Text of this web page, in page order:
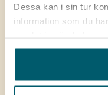
Dessa kan i sin tur
information som du
Följ